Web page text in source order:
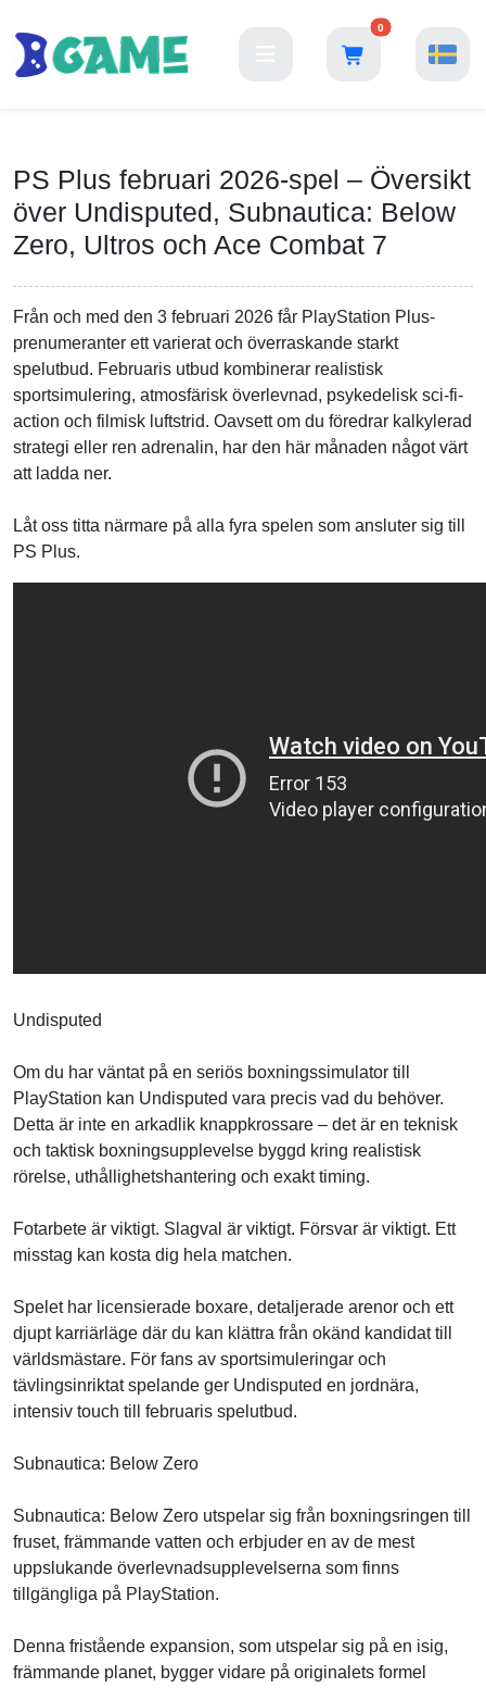
0
PS Plus februari 2026-spel – Översikt
över Undisputed, Subnautica: Below
Zero, Ultros och Ace Combat 7
Från och med den 3 februari 2026 får PlayStation Plus-
prenumeranter ett varierat och överraskande starkt
spelutbud. Februaris utbud kombinerar realistisk
sportsimulering, atmosfärisk överlevnad, psykedelisk sci-fi-
action och filmisk luftstrid. Oavsett om du föredrar kalkylerad
strategi eller ren adrenalin, har den här månaden något värt
att ladda ner.
Låt oss titta närmare på alla fyra spelen som ansluter sig till
PS Plus.
Undisputed
Om du har väntat på en seriös boxningssimulator till
PlayStation kan Undisputed vara precis vad du behöver.
Detta är inte en arkadlik knappkrossare – det är en teknisk
och taktisk boxningsupplevelse byggd kring realistisk
rörelse, uthållighetshantering och exakt timing.
Fotarbete är viktigt. Slagval är viktigt. Försvar är viktigt. Ett
misstag kan kosta dig hela matchen.
Spelet har licensierade boxare, detaljerade arenor och ett
djupt karriärläge där du kan klättra från okänd kandidat till
världsmästare. För fans av sportsimuleringar och
tävlingsinriktat spelande ger Undisputed en jordnära,
intensiv touch till februaris spelutbud.
Subnautica: Below Zero
Subnautica: Below Zero utspelar sig från boxningsringen till
fruset, främmande vatten och erbjuder en av de mest
uppslukande överlevnadsupplevelserna som finns
tillgängliga på PlayStation.
Denna fristående expansion, som utspelar sig på en isig,
främmande planet, bygger vidare på originalets formel